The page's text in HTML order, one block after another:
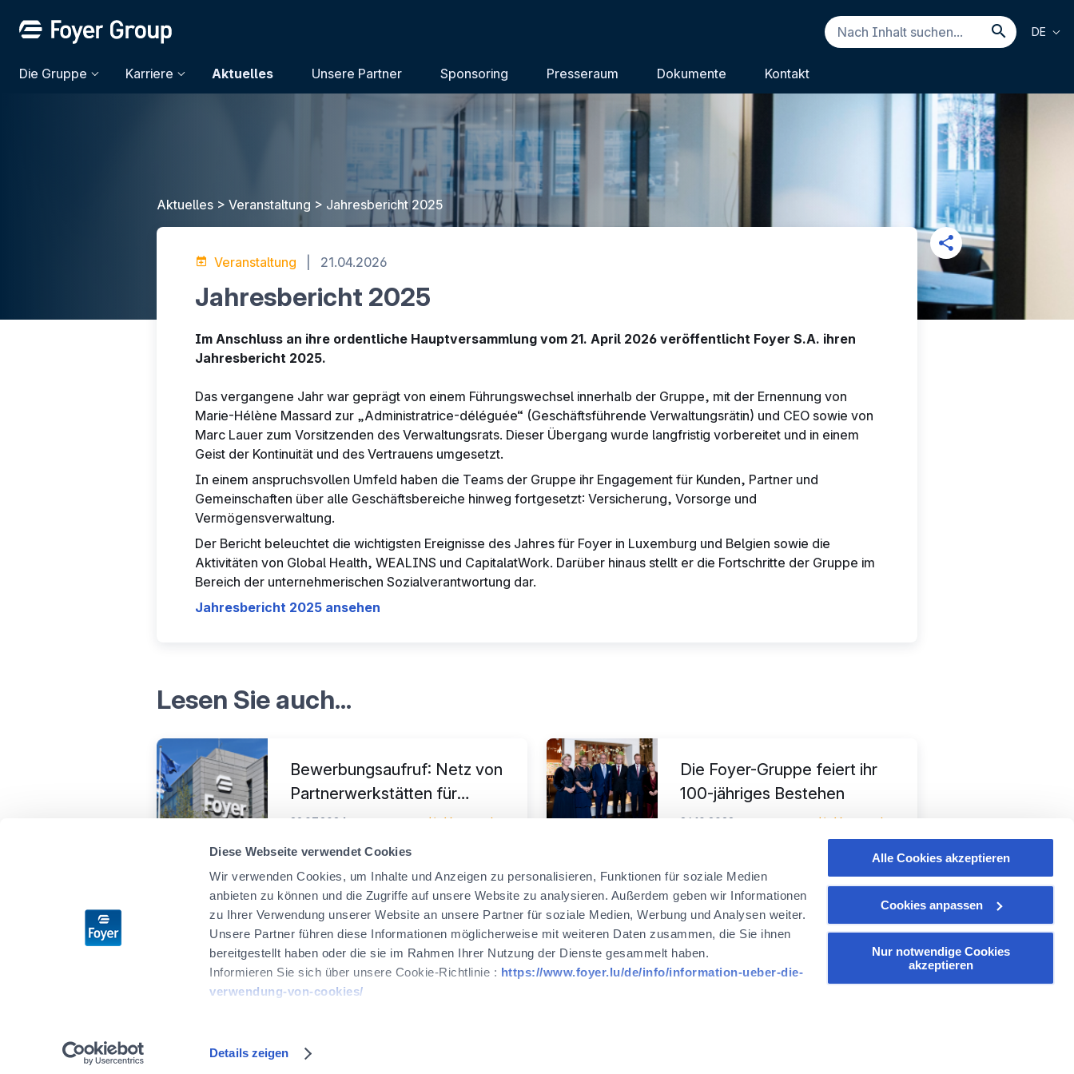
Diese Webseite verwendet Cookies
Wir verwenden Cookies, um Inhalte und Anzeigen zu personalisieren, Funktionen für soziale Medien
anbieten zu können und die Zugriffe auf unsere Website zu analysieren. Außerdem geben wir Informationen
zu Ihrer Verwendung unserer Website an unsere Partner für soziale Medien, Werbung und Analysen weiter.
Unsere Partner führen diese Informationen möglicherweise mit weiteren Daten zusammen, die Sie ihnen
bereitgestellt haben oder die sie im Rahmen Ihrer Nutzung der Dienste gesammelt haben.
Informieren Sie sich über unsere Cookie-Richtlinie : https://www.foyer.lu/de/info/information-ueber-die-
verwendung-von-cookies/
von Cookies" am Ende der Seite klicken.
Details zeigen
Alle Cookies akzeptieren
Cookies anpassen
Nur notwendige Cookies
akzeptieren
Nach
Nach
Inhalt
DE
Die Gruppe Karriere Aktuelles Unsere Partner Sponsoring Presseraum Dokumente Kontakt
Aktuelles > Veranstaltung > Jahresbericht 2025
Veranstaltung 21.04.2026
Jahresbericht 2025
Im Anschluss an ihre ordentliche Hauptversammlung vom 21. April 2026 veröffentlicht Foyer S.A. ihren
Jahresbericht 2025.
Das vergangene Jahr war geprägt von einem Führungswechsel innerhalb der Gruppe, mit der Ernennung von
Marie-Hélène Massard zur „Administratrice-déléguée“ (Geschäftsführende Verwaltungsrätin) und CEO sowie von
Marc Lauer zum Vorsitzenden des Verwaltungsrats. Dieser Übergang wurde langfristig vorbereitet und in einem
Geist der Kontinuität und des Vertrauens umgesetzt.
In einem anspruchsvollen Umfeld haben die Teams der Gruppe ihr Engagement für Kunden, Partner und
Gemeinschaften über alle Geschäftsbereiche hinweg fortgesetzt: Versicherung, Vorsorge und
Vermögensverwaltung.
Der Bericht beleuchtet die wichtigsten Ereignisse des Jahres für Foyer in Luxemburg und Belgien sowie die
Aktivitäten von Global Health, WEALINS und CapitalatWork. Darüber hinaus stellt er die Fortschritte der Gruppe im
Bereich der unternehmerischen Sozialverantwortung dar.
Jahresbericht 2025 ansehen
Lesen Sie auch...
Bewerbungsaufruf: Netz von
Partnerwerkstätten für
Karosseriearbeiten
29.07.2024 Veranstaltung
Die Foyer-Gruppe feiert ihr
100-jähriges Bestehen
26.10.2022 Veranstaltung
Folgen FOYER GROUP
Privatsphäre Rechtliche Hinweise Sitemap